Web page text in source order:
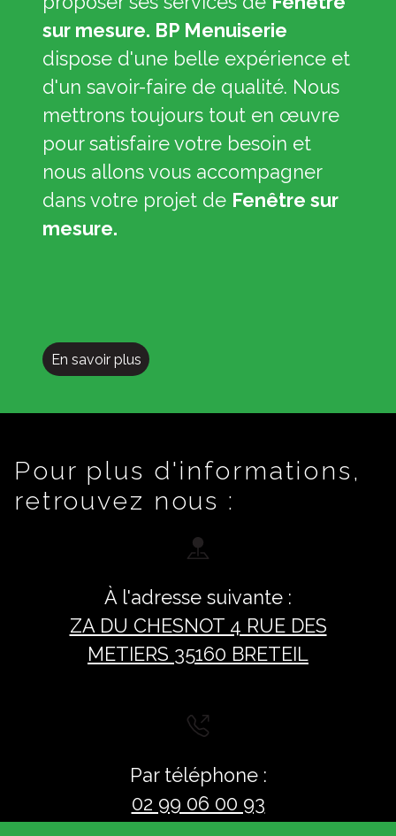
sur mesure. BP Menuiserie
dispose d'une belle expérience et
d'un savoir-faire de qualité. Nous
mettrons toujours tout en œuvre
pour satisfaire votre besoin et
nous allons vous accompagner
dans votre projet de Fenêtre sur
mesure.
En savoir plus
Pour plus d'informations,
retrouvez nous :
À l'adresse suivante :
ZA DU CHESNOT 4 RUE DES
METIERS 35160 BRETEIL
Par téléphone :
02 99 06 00 93